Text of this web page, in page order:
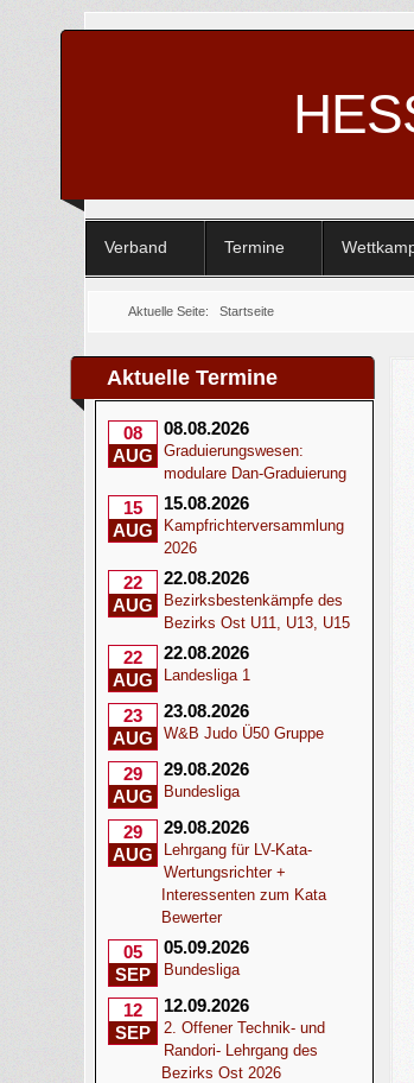
Verband Termine
Aktuelle Seite:Startseite
Aktuelle Termine
08
AUG
08.08.2026
Graduierungswesen:
modulare Dan-Graduierung
15
AUG
15.08.2026
Kampfrichterversammlung
2026
22
AUG
22.08.2026
Bezirksbestenkämpfe des
Bezirks Ost U11, U13, U15
22
AUG
22.08.2026
Landesliga 1
23
AUG
23.08.2026
W&B Judo Ü50 Gruppe
29
AUG
29.08.2026
Bundesliga
29
AUG
29.08.2026
Lehrgang für LV-Kata-
Wertungsrichter +
Interessenten zum Kata
Bewerter
05
SEP
05.09.2026
Bundesliga
12
SEP
12.09.2026
2. Offener Technik- und
Randori- Lehrgang des
Bezirks Ost 2026